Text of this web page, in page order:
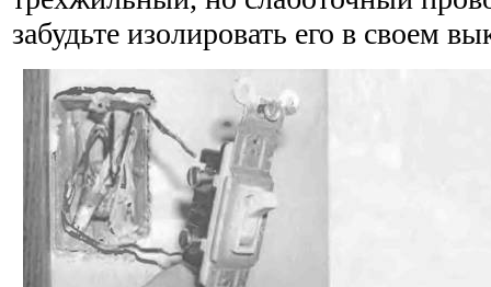
забудьте изолировать его в своем